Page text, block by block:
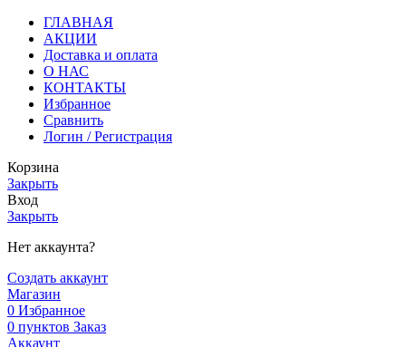
ГЛАВНАЯ
АКЦИИ
Доставка и оплата
О НАС
КОНТАКТЫ
Избранное
Сравнить
Логин / Регистрация
Корзина
Закрыть
Вход
Закрыть
Нет аккаунта?
Создать аккаунт
Магазин
0 Избранное
0 пунктов Заказ
Аккаунт